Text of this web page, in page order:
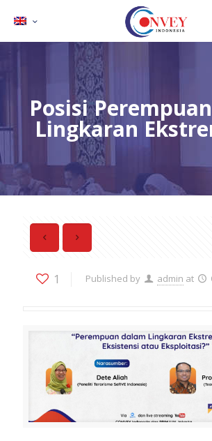
Posisi
Lingkaran
1 Published by admin at